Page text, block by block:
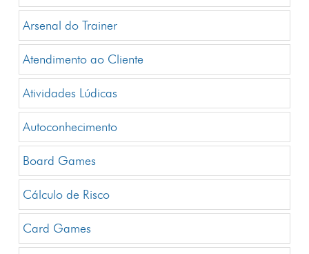
Arsenal do Trainer
Atendimento ao Cliente
Atividades Lúdicas
Autoconhecimento
Board Games
Cálculo de Risco
Card Games